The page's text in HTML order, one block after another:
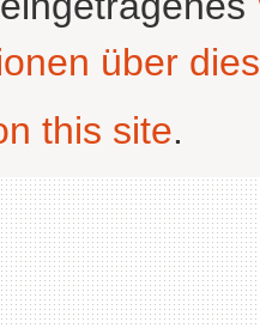
über
this site.